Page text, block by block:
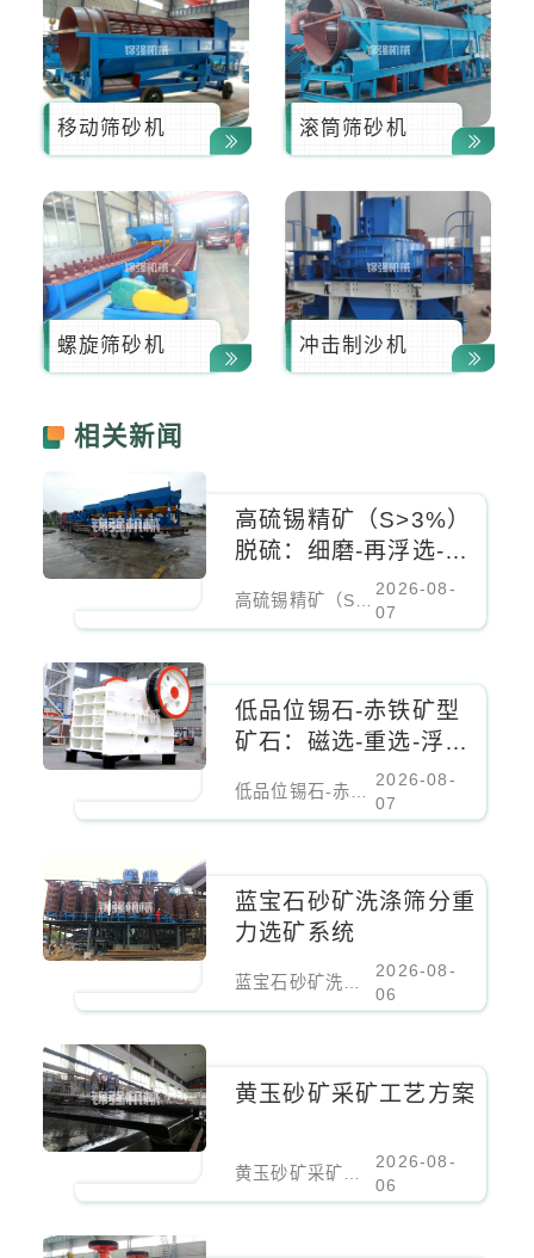
移动筛砂机 滚筒筛砂机
螺旋筛砂机 冲击制沙机
相关新闻
高硫锡精矿（S>3%）
脱硫：细磨-再浮选-重
选组合，硫降至0.5%
2026-08-
07
低品位锡石-赤铁矿型
矿石：磁选-重选-浮选
联合工艺经济分析
2026-08-
07
蓝宝石砂矿洗涤筛分重
力选矿系统
蓝宝石砂矿洗涤筛分重力选矿系统
2026-08-
06
黄玉砂矿采矿工艺方案
黄玉砂矿采矿工艺方案
2026-08-
06